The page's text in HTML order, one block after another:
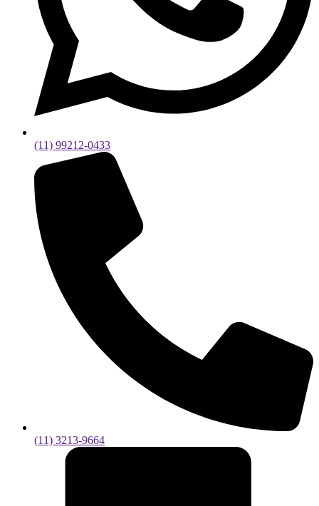
(11) 99212-0433
(11) 3213-9664